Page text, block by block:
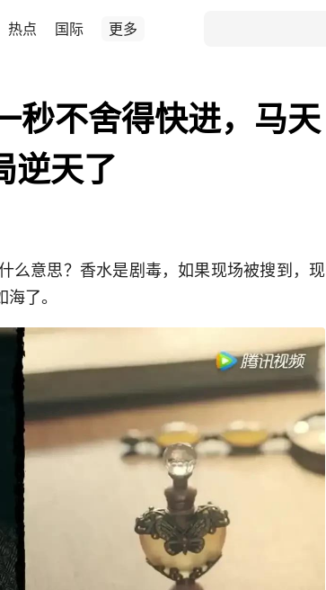
热点 国际 更多
秒不舍得快进，马天
逆天了
么意思？香水是剧毒，如果现场被搜到，现
了。